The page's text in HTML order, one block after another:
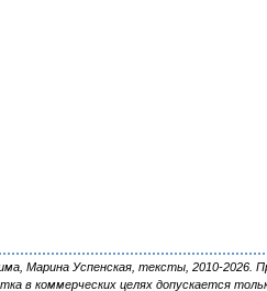
Марина Успенская, тексты, 2010-2026.
в коммерческих целях допускается